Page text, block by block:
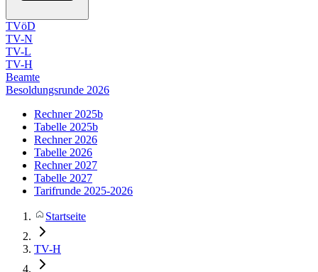
TVöD
TV-N
TV-L
TV-H
Beamte
Besoldungsrunde 2026
Rechner 2025b
Tabelle 2025b
Rechner 2026
Tabelle 2026
Rechner 2027
Tabelle 2027
Tarifrunde 2025-2026
Startseite
TV-H